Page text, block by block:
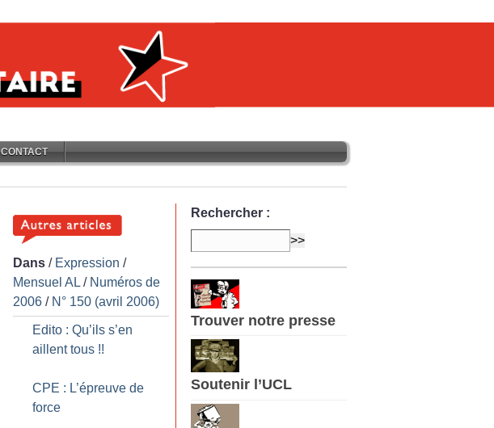
CONTACT
Dans / Expression /
Mensuel AL / Numéros de
2006 / N° 150 (avril 2006)
Edito : Qu’ils s’en
aillent tous !!
CPE : L’épreuve de
force
Rechercher :
Trouver notre presse
Soutenir l’UCL